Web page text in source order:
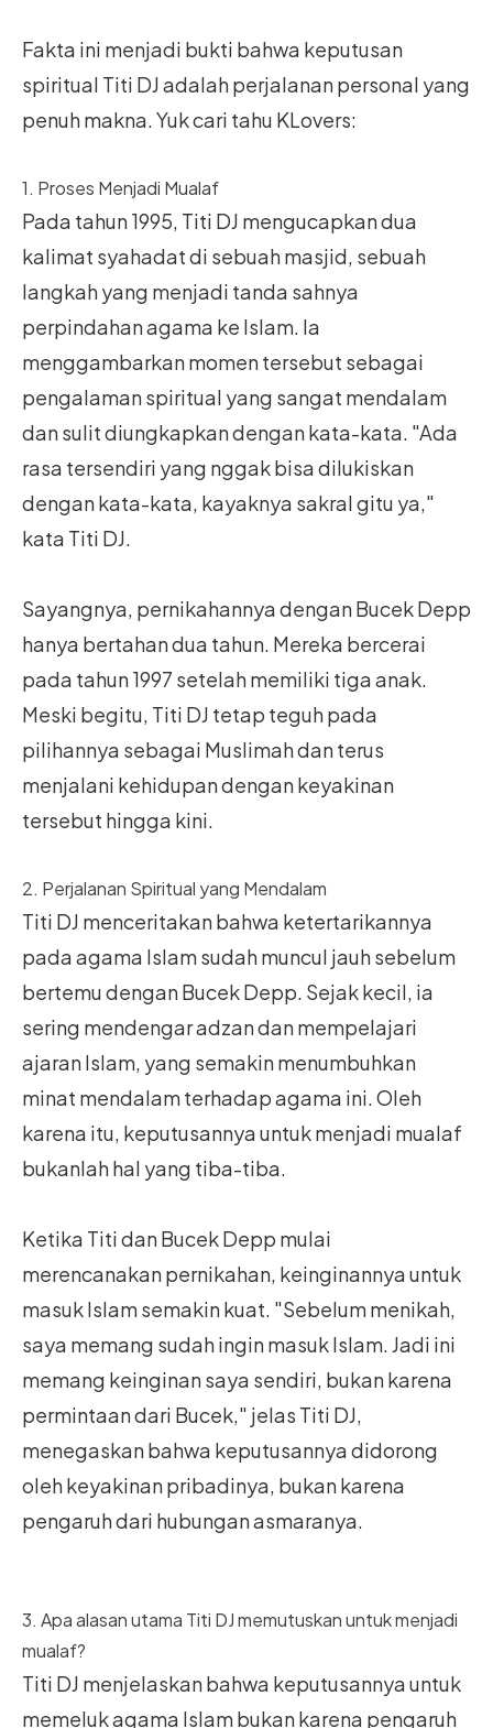
Fakta ini menjadi bukti bahwa keputusan
spiritual Titi DJ adalah perjalanan personal yang
penuh makna. Yuk cari tahu KLovers:
1. Proses Menjadi Mualaf
Pada tahun 1995, Titi DJ mengucapkan dua
kalimat syahadat di sebuah masjid, sebuah
langkah yang menjadi tanda sahnya
perpindahan agama ke Islam. Ia
menggambarkan momen tersebut sebagai
pengalaman spiritual yang sangat mendalam
dan sulit diungkapkan dengan kata-kata. "Ada
rasa tersendiri yang nggak bisa dilukiskan
dengan kata-kata, kayaknya sakral gitu ya,"
kata Titi DJ.
Sayangnya, pernikahannya dengan Bucek Depp
hanya bertahan dua tahun. Mereka bercerai
pada tahun 1997 setelah memiliki tiga anak.
Meski begitu, Titi DJ tetap teguh pada
pilihannya sebagai Muslimah dan terus
menjalani kehidupan dengan keyakinan
tersebut hingga kini.
2. Perjalanan Spiritual yang Mendalam
Titi DJ menceritakan bahwa ketertarikannya
pada agama Islam sudah muncul jauh sebelum
bertemu dengan Bucek Depp. Sejak kecil, ia
sering mendengar adzan dan mempelajari
ajaran Islam, yang semakin menumbuhkan
minat mendalam terhadap agama ini. Oleh
karena itu, keputusannya untuk menjadi mualaf
bukanlah hal yang tiba-tiba.
Ketika Titi dan Bucek Depp mulai
merencanakan pernikahan, keinginannya untuk
masuk Islam semakin kuat. "Sebelum menikah,
saya memang sudah ingin masuk Islam. Jadi ini
memang keinginan saya sendiri, bukan karena
permintaan dari Bucek," jelas Titi DJ,
menegaskan bahwa keputusannya didorong
oleh keyakinan pribadinya, bukan karena
pengaruh dari hubungan asmaranya.
3. Apa alasan utama Titi DJ memutuskan untuk menjadi
mualaf?
Titi DJ menjelaskan bahwa keputusannya untuk
memeluk agama Islam bukan karena pengaruh